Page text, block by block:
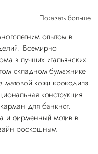
Показать больше
опытом в
Всемирно
в лучших итальянских
складном бумажнике
матовой кожи крокодила
конструкция
для банкнот.
и фирменный мотив в
роскошным